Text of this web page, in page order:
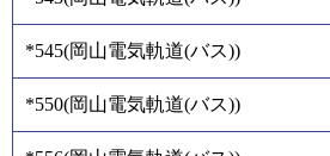
*545(岡山電気軌道(バス))
*550(岡山電気軌道(バス))